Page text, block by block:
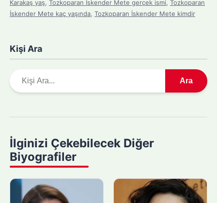
Karakaş yaş, Tozkoparan İskender Mete gerçek ismi, Tozkoparan
İskender Mete kaç yaşında, Tozkoparan İskender Mete kimdir
Kişi Ara
r
y
a
p
n
Ara
İlginizi Çekebilecek Diğer
Biyografiler